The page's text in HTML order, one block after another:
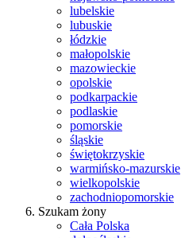
lubelskie
lubuskie
łódzkie
małopolskie
mazowieckie
opolskie
podkarpackie
podlaskie
pomorskie
śląskie
świętokrzyskie
warmińsko-mazurskie
wielkopolskie
zachodniopomorskie
Szukam żony
Cała Polska